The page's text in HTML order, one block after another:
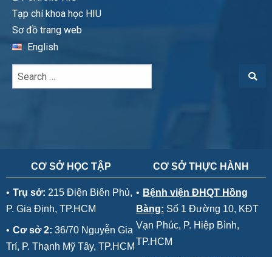
Tạp chí khoa học HIU
Sơ đồ trang web
English
CƠ SỞ HỌC TẬP
• Trụ sở: 215 Điện Biên Phủ,
P. Gia Định, TP.HCM
• Cơ sở 2: 36/70 Nguyễn Gia
Trí, P. Thạnh Mỹ Tây, TP.HCM
CƠ SỞ THỰC HÀNH
• Bệnh viện ĐHQT Hồng
Bàng: Số 1 Đường 10, KĐT
Vạn Phúc, P. Hiệp Bình,
TP.HCM